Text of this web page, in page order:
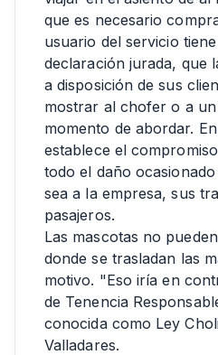
que es necesario
usuario del servicio
declaración jurada, que
a disposición de sus
mostrar al chofer o a
momento de abordar.
establece el
todo el daño
sea a la empresa, sus
pasajeros.
Las mascotas no
donde se trasladan las
motivo. "Eso iría en
de Tenencia
conocida como Ley
Valladares.